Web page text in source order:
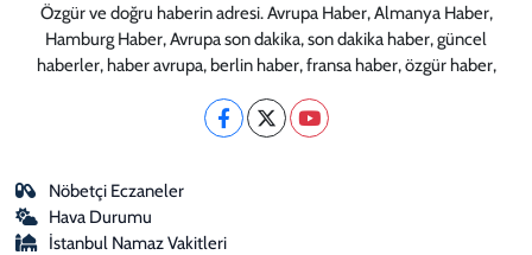
Özgür ve doğru haberin adresi. Avrupa Haber, Almanya Haber,
Hamburg Haber, Avrupa son dakika, son dakika haber, güncel
haberler, haber avrupa, berlin haber, fransa haber, özgür haber,
Nöbetçi Eczaneler
Hava Durumu
İstanbul Namaz Vakitleri